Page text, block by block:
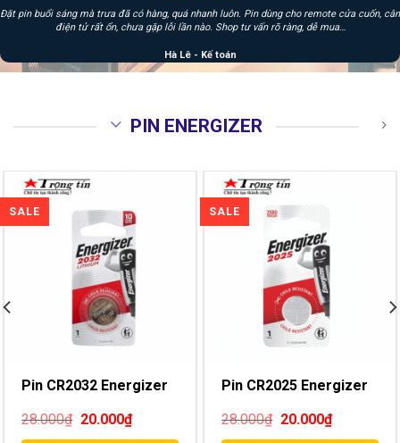
Đặt pin buổi sáng mà trưa đã có hàng, quá nhanh luôn. Pin dùng cho remote cửa cuốn, cân
điện tử rất ổn, chưa gặp lỗi lần nào. Shop tư vấn rõ ràng, dễ mua…
Hà Lê - Kế toán
Chất lượng tốt, pin chính hãng dùng bền và ổn định. Thương hiệu pin uy tín, tôi rất tin
tưởng, Shop tư vấn đúng mã pin nên không bị mua nhầm….
PIN ENERGIZER
Pin CR2032 Energizer
28.000₫ 20.000₫
Pin CR2025 Energizer
28.000₫ 20.000₫